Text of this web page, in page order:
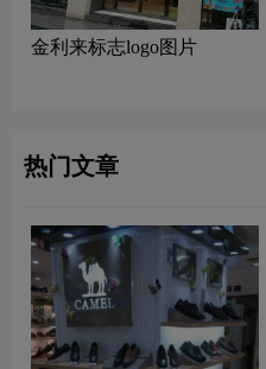
金利来标志logo图片
热门文章